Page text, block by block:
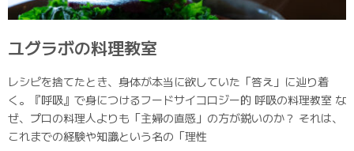
ユグラボの料理教室
レシピを捨てたとき、身体が本当に欲していた「答え」に辿り着
く。『呼吸』で身につけるフードサイコロジー的 呼吸の料理教室 な
ぜ、プロの料理人よりも「主婦の直感」の方が鋭いのか？ それは、
これまでの経験や知識という名の「理性